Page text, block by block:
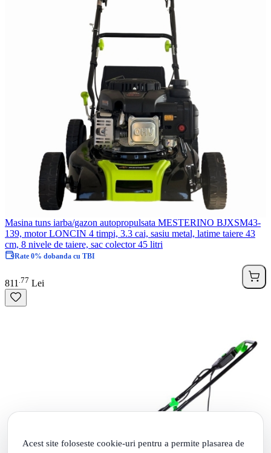
Acest site foloseste cookie-uri pentru a permite plasarea de
Masina tuns iarba/gazon autopropulsata MESTERINO BJXSM43-
139, motor LONCIN 4 timpi, 3.3 cai, sasiu metal, latime taiere 43
cm, 8 nivele de taiere, sac colector 45 litri
Rate 0% dobanda cu TBI
811 77 Lei